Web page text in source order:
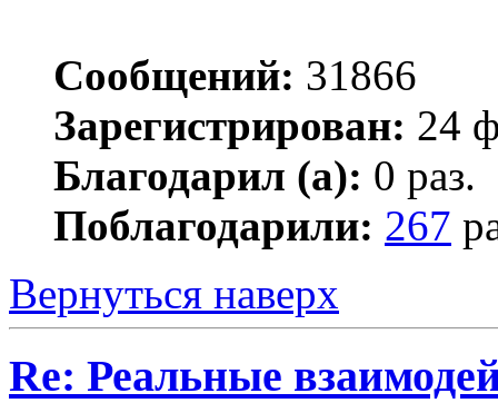
Сообщений: 31866
Зарегистрирован: 24
Благодарил (а): 0 раз.
Поблагодарили: 267
Вернуться наверх
Re: Реальные